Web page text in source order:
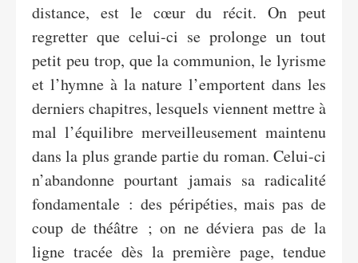
distance, est le cœur du récit. On peut
regretter que celui-ci se prolonge un tout
petit peu trop, que la communion, le lyrisme
et l’hymne à la nature l’emportent dans les
derniers chapitres, lesquels viennent mettre à
mal l’équilibre merveilleusement maintenu
dans la plus grande partie du roman. Celui-ci
n’abandonne pourtant jamais sa radicalité
fondamentale : des péripéties, mais pas de
coup de théâtre ; on ne déviera pas de la
ligne tracée dès la première page, tendue